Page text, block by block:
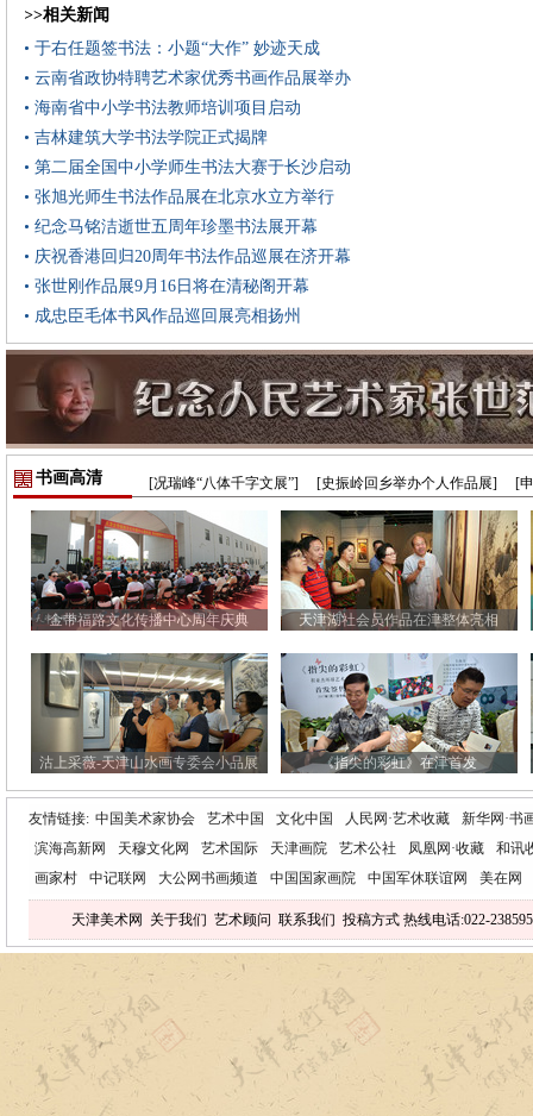
>>相关新闻
• 于右任题签书法：小题“大作” 妙迹天成
• 云南省政协特聘艺术家优秀书画作品展举办
• 海南省中小学书法教师培训项目启动
• 吉林建筑大学书法学院正式揭牌
• 第二届全国中小学师生书法大赛于长沙启动
• 张旭光师生书法作品展在北京水立方举行
• 纪念马铭洁逝世五周年珍墨书法展开幕
• 庆祝香港回归20周年书法作品巡展在济开幕
• 张世刚作品展9月16日将在清秘阁开幕
• 成忠臣毛体书风作品巡回展亮相扬州
书画高清 [况瑞峰“八体千字文展”] [史振岭回乡举办个人作品展] [
金带福路文化传播中心周年庆典 天津湖社会员作品在津整体亮相
沽上采薇-天津山水画专委会小品展 《指尖的彩虹》在津首发
友情链接: 中国美术家协会 艺术中国 文化中国 人民网·艺术收藏
新华网·书
滨海高新网
天穆文化网 艺术国际 天津画院 艺术公社 凤凰网·收藏
和讯
画家村
中记联网 大公网书画频道 中国国家画院 中国军休联谊网 美在网
天津美术网 关于我们 艺术顾问 联系我们 投稿方式 热线电话:022-